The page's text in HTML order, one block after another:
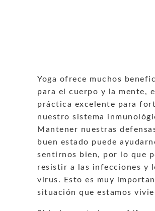
Yoga ofrece muchos
para el cuerpo y la mente,
práctica excelente para
nuestro sistema
Mantener nuestras
buen estado puede
sentirnos bien, por lo que
resistir a las infecciones y
virus. Esto es muy
situación que estamos